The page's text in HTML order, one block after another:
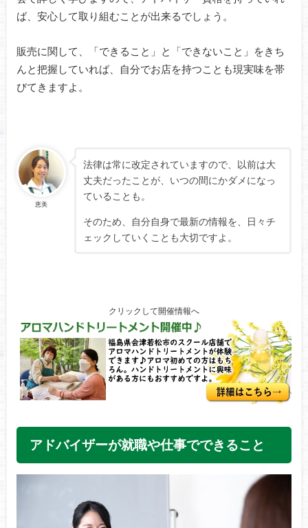
ば、安心して取り組むことが出来るでしょう。
販売に関して、「できること」と「できないこと」をきち
んと把握していれば、自分でお店を持つことも現実味を帯
びてきますよ。
恵美
法律は常に改定されていますので、以前は大
丈夫だったことが、いつの間にかダメになっ
ていることも。
そのため、自分自身で最新の情報を、日々チ
ェックしていくことも大切ですよ。
クリックして開催情報へ
アドバイザーが就職や仕事でできること